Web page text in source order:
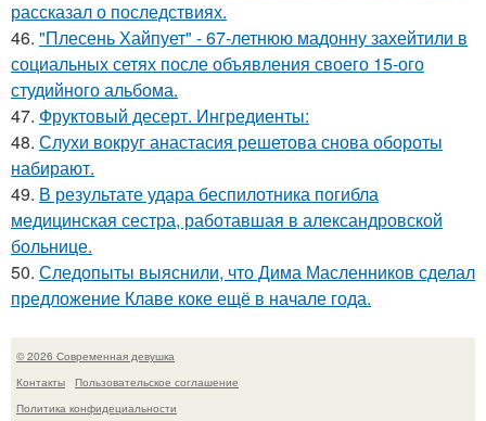
рассказал о последствиях.
46. "Плесень Хайпует" - 67-летнюю мадонну захейтили в
социальных сетях после объявления своего 15-ого
студийного альбома.
47. Фруктовый десерт. Ингредиенты:
48. Слухи вокруг анастасия решетова снова обороты
набирают.
49. В результате удара беспилотника погибла
медицинская сестра, работавшая в александровской
больнице.
50. Следопыты выяснили, что Дима Масленников сделал
предложение Клаве коке ещё в начале года.
© 2026 Современная девушка
Контакты
Пользовательское соглашение
Политика конфидециальности